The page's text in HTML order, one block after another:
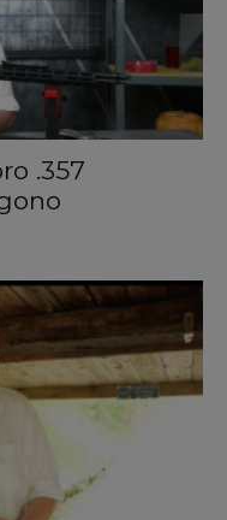
.357